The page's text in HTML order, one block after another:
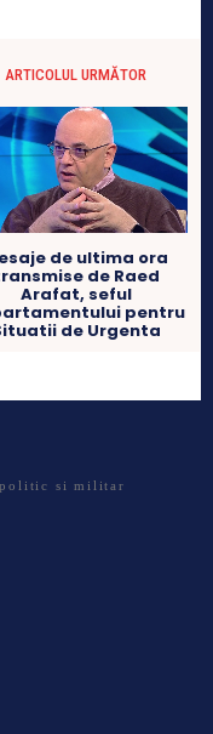
ARTICOLUL URMĂTOR
de ultima ora
de Raed
Arafat, seful
pentru
de Urgenta
si militar